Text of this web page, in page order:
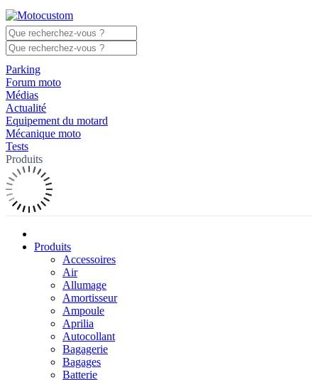
Parking
Forum moto
Médias
Actualité
Equipement du motard
Mécanique moto
Tests
Produits
Produits
Accessoires
Air
Allumage
Amortisseur
Ampoule
Aprilia
Autocollant
Bagagerie
Bagages
Batterie